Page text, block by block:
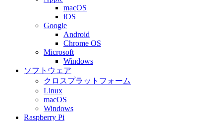
macOS
iOS
Google
Android
Chrome OS
Microsoft
Windows
ソフトウェア
クロスプラットフォーム
Linux
macOS
Windows
Raspberry Pi